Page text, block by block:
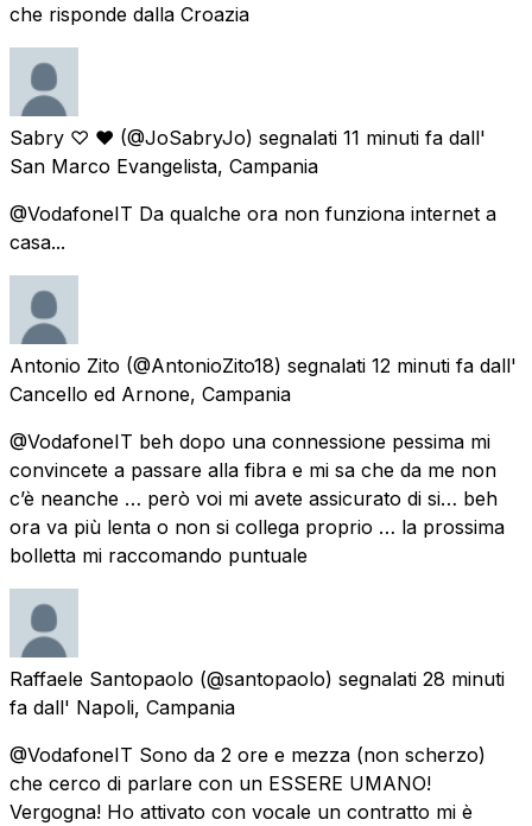
che risponde dalla Croazia
Sabry ♡ ❤ (@JoSabryJo) segnalati 11 minuti fa dall'
San Marco Evangelista, Campania
@VodafoneIT Da qualche ora non funziona internet a
casa...
Antonio Zito (@AntonioZito18) segnalati 12 minuti fa dall'
Cancello ed Arnone, Campania
@VodafoneIT beh dopo una connessione pessima mi
convincete a passare alla fibra e mi sa che da me non
c’è neanche … però voi mi avete assicurato di si… beh
ora va più lenta o non si collega proprio … la prossima
bolletta mi raccomando puntuale
Raffaele Santopaolo (@santopaolo) segnalati 28 minuti
fa dall' Napoli, Campania
@VodafoneIT Sono da 2 ore e mezza (non scherzo)
che cerco di parlare con un ESSERE UMANO!
Vergogna! Ho attivato con vocale un contratto mi è